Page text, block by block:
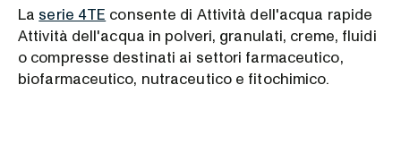
La serie 4TE consente di Attività dell'acqua rapide
Attività dell'acqua in polveri, granulati, creme, fluidi
o compresse destinati ai settori farmaceutico,
biofarmaceutico, nutraceutico e fitochimico.